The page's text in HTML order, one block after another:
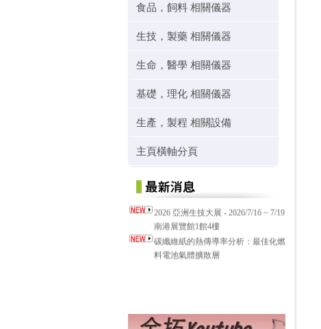
食品，飼料 相關儀器
生技，製藥 相關儀器
生命，醫學 相關儀器
基礎，理化 相關儀器
生產，製程 相關設備
主頁橫軸分頁
南港展覽館1館4樓
碳纖維紙的熱傳導率分析：最佳化燃
料電池氣體擴散層